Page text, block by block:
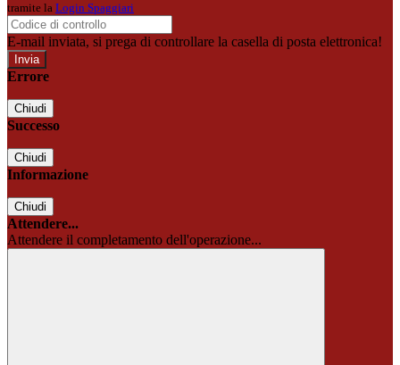
tramite la Login Spaggiari
E-mail inviata, si prega di controllare la casella di posta elettronica!
Errore
Chiudi
Successo
Chiudi
Informazione
Chiudi
Attendere...
Attendere il completamento dell'operazione...